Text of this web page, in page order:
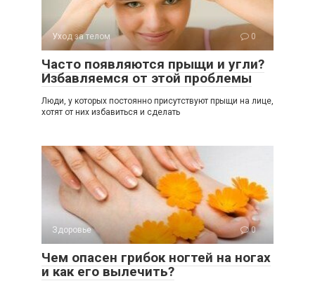
Уход за телом 0
Часто появляются прыщи и угли?
Избавляемся от этой проблемы
Люди, у которых постоянно присутствуют прыщи на лице,
хотят от них избавиться и сделать
Здоровье 0
Чем опасен грибок ногтей на ногах
и как его вылечить?